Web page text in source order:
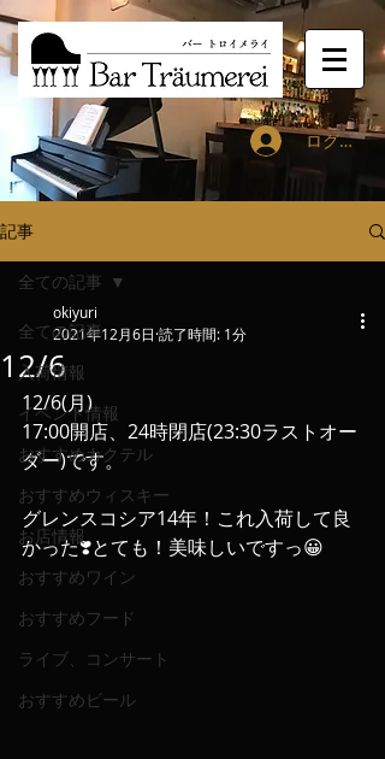
ログイン
記事
全ての記事
入荷情報
イベント情報
おすすめカクテル
おすすめウィスキー
お店情報
おすすめワイン
おすすめフード
ライブ、コンサート
おすすめビール
全ての記事
12/6
okiyuri
2021年12月6日 読了時間: 1分
12/6(月)
17:00開店、24時閉店(23:30ラストオー
ダー)です。
グレンスコシア14年！これ入荷して良
かった❣️とても！美味しいですっ😀